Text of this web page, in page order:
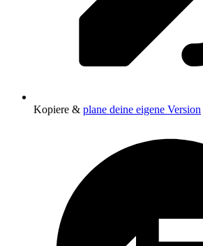
Kopiere & plane deine eigene Version